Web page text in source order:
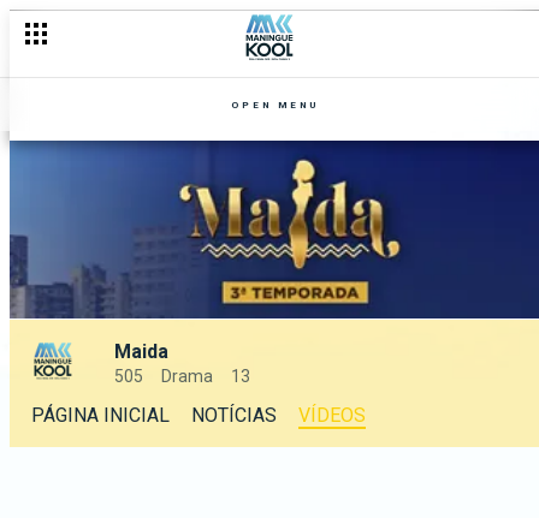
OPEN MENU
Maida
505 Drama 13
PÁGINA INICIAL NOTÍCIAS VÍDEOS